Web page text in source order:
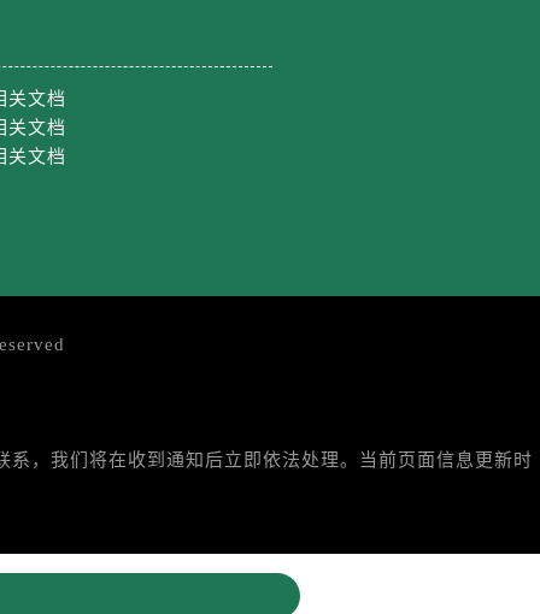
关文档
关文档
关文档
，我们将在收到通知后立即依法处理。当前页面信息更新时